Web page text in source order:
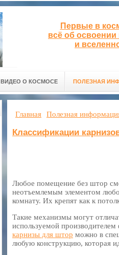
Первые в
всё об освоении
и
ВИДЕО О КОСМОСЕ ПОЛЕЗНАЯ
Главная Полезная
Классификации
Любое помещение без штор
неотъемлемым элементом
комнату. Их крепят как к
Такие механизмы могут
используемой
карнизы для штор можно в
любую конструкцию, которая